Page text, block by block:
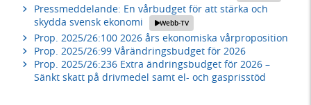
Pressmeddelande: En vårbudget för att stärka och
skydda svensk ekonomi
Webb-TV
Prop. 2025/26:100 2026 års ekonomiska vårproposition
Prop. 2025/26:99 Vårändringsbudget för 2026
Prop. 2025/26:236 Extra ändringsbudget för 2026 –
Sänkt skatt på drivmedel samt el- och gasprisstöd